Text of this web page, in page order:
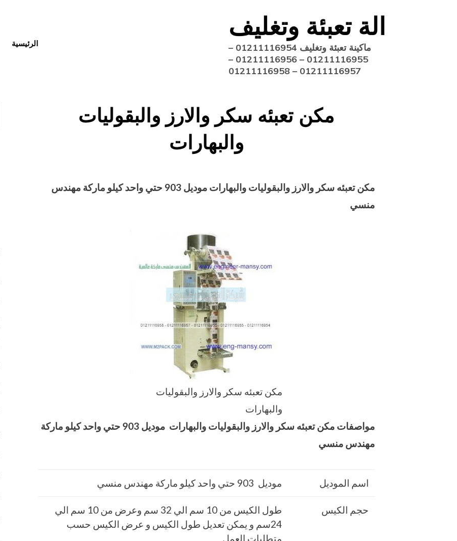
الة تعبئة وتغليف
ماكينة تعبئة وتغليف 01211116954 –
01211116955 – 01211116956 –
01211116957 – 01211116958
الرئيسية
مكن تعبئه سكر والارز والبقوليات
والبهارات
مكن تعبئه سكر والارز والبقوليات والبهارات موديل 903 حتي واحد كيلو ماركة مهندس
منسي
مكن تعبئه سكر والارز والبقوليات
والبهارات
مواصفات مكن تعبئه سكر والارز والبقوليات والبهارات
موديل 903 حتي واحد كيلو ماركة
مهندس منسي
اسم الموديل موديل 903 حتي واحد كيلو ماركة مهندس منسي
حجم الكيس
طول الكيس من 10 سم الي 32 سم وعرض من 10 سم الي
24سم و يمكن تعديل طول الكيس و عرض الكيس حسب
متطلبات العمل